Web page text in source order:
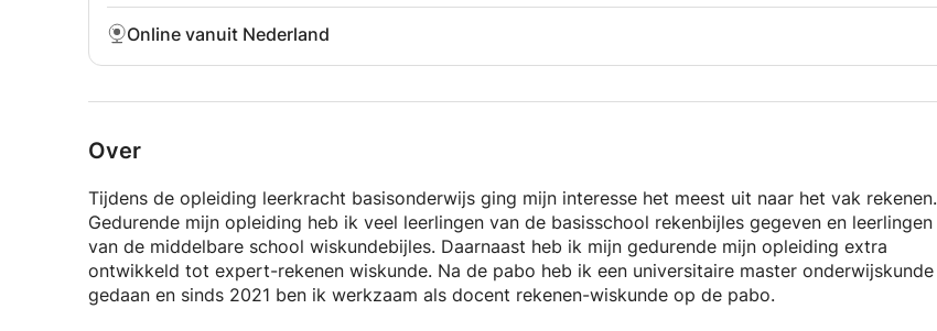
Online vanuit Nederland
Over
Tijdens de opleiding leerkracht basisonderwijs ging mijn interesse het meest uit naar het vak rekenen.
Gedurende mijn opleiding heb ik veel leerlingen van de basisschool rekenbijles gegeven en leerlingen
van de middelbare school wiskundebijles. Daarnaast heb ik mijn gedurende mijn opleiding extra
ontwikkeld tot expert-rekenen wiskunde. Na de pabo heb ik een universitaire master onderwijskunde
gedaan en sinds 2021 ben ik werkzaam als docent rekenen-wiskunde op de pabo.